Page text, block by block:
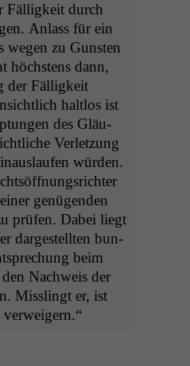
Fäl­ligkeit durch
Anlass für ein
zu Gun­sten
höch­stens dann,
der Fäl­ligkeit
halt­los ist
des Gläu­
Ver­let­zung
wür­den.
genü­gen­den
prüfen. Dabei liegt
dargestell­ten bun­
beim
Nach­weis der
Misslingt er, ist